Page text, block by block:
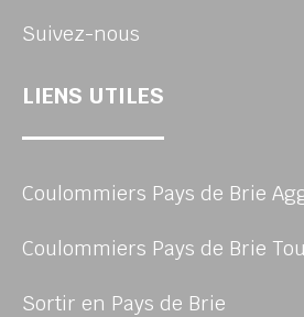
Suivez-nous
LIENS UTILES
Coulommiers Pays de Brie
Coulommiers Pays de Brie
Sortir en Pays de Brie